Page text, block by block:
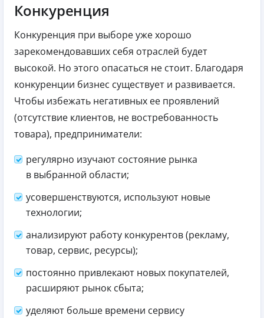
Конкуренция
Конкуренция при выборе уже хорошо
зарекомендовавших себя отраслей будет
высокой. Но этого опасаться не стоит. Благодаря
конкуренции бизнес существует и развивается.
Чтобы избежать негативных ее проявлений
(отсутствие клиентов, не востребованность
товара), предприниматели:
регулярно изучают состояние рынка
в выбранной области;
усовершенствуются, используют новые
технологии;
анализируют работу конкурентов (рекламу,
товар, сервис, ресурсы);
постоянно привлекают новых покупателей,
расширяют рынок сбыта;
уделяют больше времени сервису